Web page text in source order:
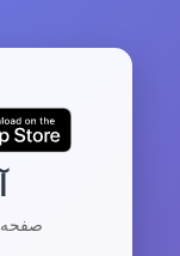
صفحه 1 از 343 | مجموع 3425 آرشیو